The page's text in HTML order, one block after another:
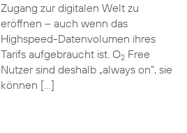
Zugang zur digitalen Welt zu
eröffnen – auch wenn das
Highspeed-Datenvolumen ihres
Tarifs aufgebraucht ist. O2Free
Nutzer sind deshalb „always on“, sie
können […]